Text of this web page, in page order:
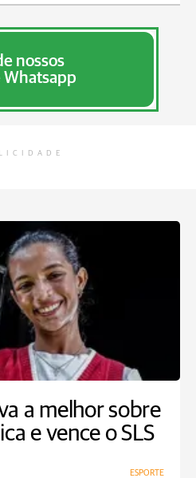
nossos
Whatsapp
a melhor sobre
e vence o SLS
ESPORTE